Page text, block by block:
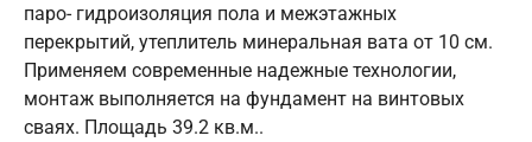
паро- гидроизоляция пола и межэтажных
перекрытий, утеплитель минеральная вата от 10 см.
Применяем современные надежные технологии,
монтаж выполняется на фундамент на винтовых
сваях. Площадь 39.2 кв.м..